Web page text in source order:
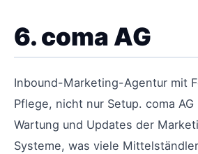
6. coma AG
Inbound-Marketing-Agentur mit
Pflege, nicht nur Setup. coma
Wartung und Updates der
Systeme, was viele